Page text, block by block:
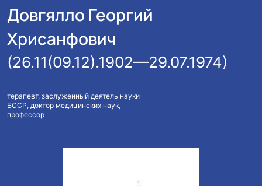
Довгялло Георгий
Хрисанфович
(26.11(09.12).1902—29.07.1974)
терапевт, заслуженный деятель науки
БССР, доктор медицинских наук,
профессор